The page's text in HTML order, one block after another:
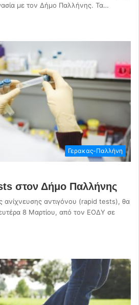
με τον Δήμο Παλλήνης. Τα…
Γερακας-Παλλήνη
στον Δήμο Παλλήνης
ανίχνευσης αντιγόνου (rapid tests), θα
8 Μαρτίου, από τον ΕΟΔΥ σε